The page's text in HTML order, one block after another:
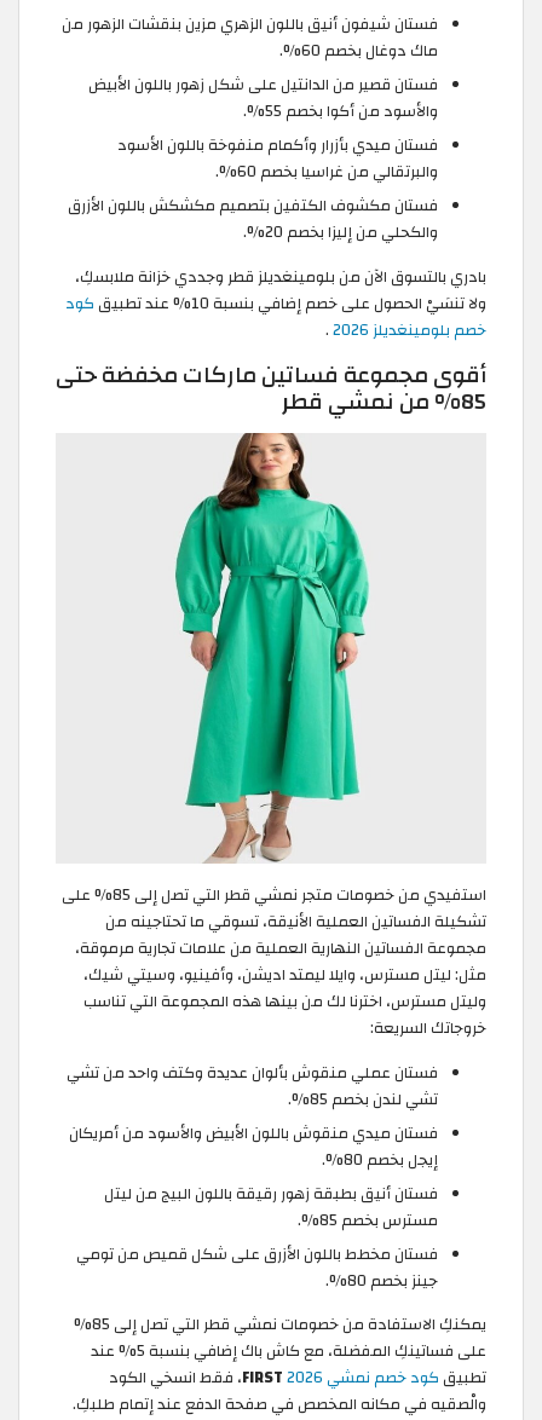
فستان شيفون أنيق باللون الزهري مزين بنقشات الزهور من
ماك دوغال بخصم 60%.
فستان قصير من الدانتيل على شكل زهور باللون الأبيض
والأسود من أكوا بخصم 55%.
فستان ميدي بأزرار وأكمام منفوخة باللون الأسود
والبرتقالي من غراسيا بخصم 60%.
فستان مكشوف الكتفين بتصميم مكشكش باللون الأزرق
والكحلي من إليزا بخصم 20%.
بادري بالتسوق الآن من بلومينغديلز قطر وجددي خزانة ملابسكِ،
ولا تنسَيْ الحصول على خصم إضافي بنسبة 10% عند تطبيق
كود
خصم بلومينغديلز 2026
.
أقوى مجموعة فساتين ماركات مخفضة حتى
85% من نمشي قطر
استفيدي من خصومات متجر نمشي قطر التي تصل إلى 85% على
تشكيلة الفساتين العملية الأنيقة، تسوقي ما تحتاجينه من
مجموعة الفساتين النهارية العملية من علامات تجارية مرموقة،
مثل: ليتل مسترس، وايلا ليمتد اديشن، وأفينيو، وسيتي شيك،
وليتل مسترس، اخترنا لك من بينها هذه المجموعة التي تناسب
خروجاتك السريعة:
فستان عملي منقوش بألوان عديدة وكتف واحد من تشي
تشي لندن بخصم 85%.
فستان ميدي منقوش باللون الأبيض والأسود من أمريكان
إيجل بخصم 80%.
فستان أنيق بطبقة زهور رقيقة باللون البيج من ليتل
مسترس بخصم 85%.
فستان مخطط باللون الأزرق على شكل قميص من تومي
جينز بخصم 80%.
يمكنكِ الاستفادة من خصومات نمشي قطر التي تصل إلى 85%
على فساتينكِ المفضلة، مع كاش باك إضافي بنسبة 5% عند
تطبيق كود خصم نمشي 2026 FIRST، فقط انسخي الكود
والْصقيه في مكانه المخصص في صفحة الدفع عند إتمام طلبكِ.